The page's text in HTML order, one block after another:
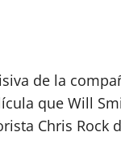
de la
que Will
Chris Rock